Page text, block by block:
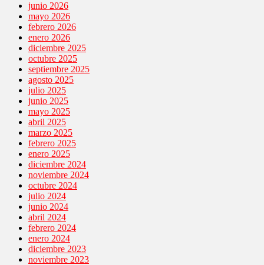
junio 2026
mayo 2026
febrero 2026
enero 2026
diciembre 2025
octubre 2025
septiembre 2025
agosto 2025
julio 2025
junio 2025
mayo 2025
abril 2025
marzo 2025
febrero 2025
enero 2025
diciembre 2024
noviembre 2024
octubre 2024
julio 2024
junio 2024
abril 2024
febrero 2024
enero 2024
diciembre 2023
noviembre 2023